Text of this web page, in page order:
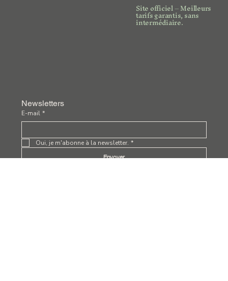
Site officiel – Meilleurs
tarifs garantis, sans
intermédiaire.
Newsletters
E-mail *
Oui, je m'abonne à la newsletter. *
Envoyer